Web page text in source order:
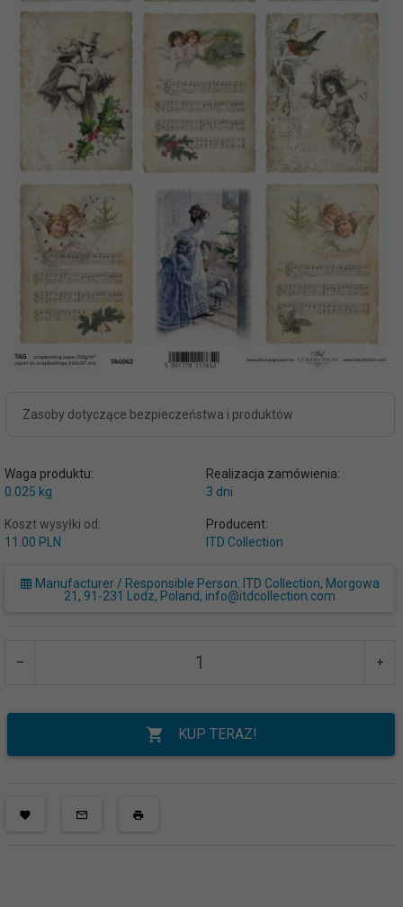
Zasoby dotyczące bezpieczeństwa i produktów
Waga produktu:
0.025 kg
Realizacja zamówienia:
3 dni
Koszt wysyłki od:
11.00 PLN
Producent:
ITD Collection
Manufacturer / Responsible Person: ITD Collection, Morgowa
21, 91-231 Lodz, Poland, info@itdcollection.com
KUP TERAZ!